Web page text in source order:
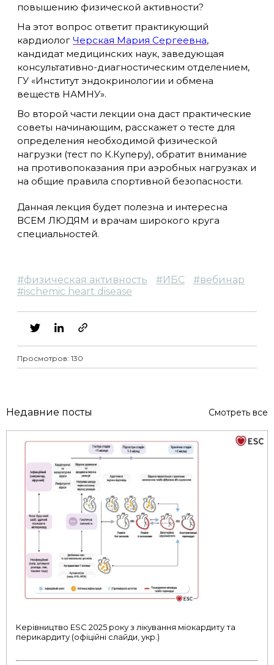
повышению физической активности?
На этот вопрос ответит практикующий
кардиолог Черская Мария Сергеевна,
кандидат медицинских наук, заведующая
консультативно-диагностическим отделением,
ГУ «Институт эндокринологии и обмена
веществ НАМНУ».
Во второй части лекции она даст практические
советы начинающим, расскажет о тесте для
определения необходимой физической
нагрузки (тест по К.Куперу), обратит внимание
на противопоказания при аэробных нагрузках и
на общие правила спортивной безопасности.
Данная лекция будет полезна и интересна
ВСЕМ ЛЮДЯМ и врачам широкого круга
специальностей.
#физическая активность #ИБС #вебинар
#ischemic heart disease
Просмотров: 130
Недавние посты Смотреть все
Керівництво ESC 2025 року з лікування міокардиту та
перикардиту (офіційні слайди, укр.)